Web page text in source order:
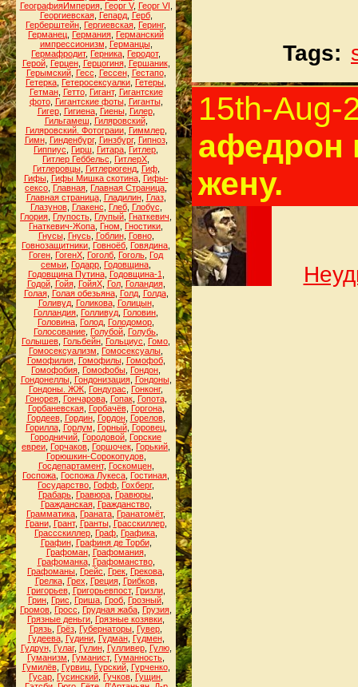
ГеографияИмперия, Георг V, Георг VI
Георгиевская, Гепард, Герб,
Герберштейн Гергиевская Геринг,
Германец Германия Германский
импрессионизм
Германцы,
Гермафродит, Герника Геродот,
Герой, Герцен, Герцогиня, Гершаник,
Герымский, Гесс Гессен, Гестапо,
Гетерка Гетеросексуалки Гетеры
Гетман, Гетто, Гигант, Гигантские
фото, Гигантские фоты, Гиганты,
Гигер, Гигиена, Гиены, Гилер,
Гильгамеш
Гиляровский,
Гиляровский. Фотограии, Гиммлер,
Гимн, Гинденбург, Гинзбург, Гипноз,
Гиппиус
Гирш Гитара Гитлер
Гитлер Геббельс
ГитлерХ
Гитлеровцы, Гитлерюгенд, Гиф,
Гифы, Гифы Мишка скотина, Гифы-
сексо Главная Главная Страница
Главная страница, Гладилин, Глаз,
Глазунов, Глакенс Глеб, Глобус
Глория Глупость Глупый Гнаткевич
Гнаткевич-Жопа Гном Гностики
Гнусы, Гнусь, Гоблин, Говно,
Говнозащитники Говноёб Говядина
Гоген ГогенХ Гоголб Гоголь Год
семьи Годарр Годовщина
Годовщина Путина, Годовщина-1
Годой, Гойя, ГойяХ, Гол, Голандия,
Голая, Голая обезьяна, Голд, Голда,
Голивуд, Голикова, Голицын,
Голландия Голливуд Головин
Головина Голод Голодомор
Голосование Голубой Голубь
Голышев Гольбейн Гольциус Гомо
Гомосексуализм
Гомосексуалы
Гомофилия, Гомофилы, Гомофоб,
Гомофобия Гомофобы Гондон
Гондонеллы, Гондонизация, Гондоны,
Гондоны. ЖЖ Гондурас Гонконг,
Гонорея, Гончарова, Гопак, Гопота,
Горбаневская, Горбачёв, Горгона,
Гордеев, Гордин, Гордон, Горелов,
Горилла, Горлум Горный, Горовец,
Городничий Городовой Горские
евреи Горчаков Горшочек Горький
Горюшкин-Сорокопудов,
Госдепартамент, Госкомцен,
Госпожа Госпожа Лукеса Гостиная
Государство Гофф Гохберг,
Грабарь Гравюра Гравюры
Гражданская, Гражданство,
Грамматика Граната Гранатомёт,
Грани, Грант, Гранты, Грасскиллер,
Грассскиллер Граф Графика
Графин, Графиня де Торби,
Графоман, Графомания,
Графоманка, Графоманство,
Графоманы Грейс Грек Грекова
Грелка, Грех Греция, Грибков,
Григорьев, Григорьевпост, Гризли,
Грин Грис Гриша Гроб Грозный
Громов Гросс Грудная жаба Грузия
Грязные деньги Грязные козявки
Грязь Грёз Губернаторы Гувер
Гудеева, Гудини, Гудман, Гудмен,
Гудрун, Гулаг, Гулин, Гулливер, Гулю,
Гуманизм
Гуманист, Гуманность
Гумилёв, Гурвиц, Гурский, Гурченко,
Гусар Гусинский Гучков Гущин
Tags:
15th-Aug-
афедрон
жену.